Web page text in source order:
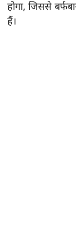
होगा, जिससे
हैं।